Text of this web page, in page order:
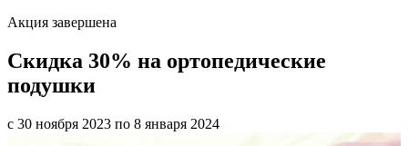
Акция завершена
Скидка 30% на ортопедические
подушки
с 30 ноября 2023 по 8 января 2024